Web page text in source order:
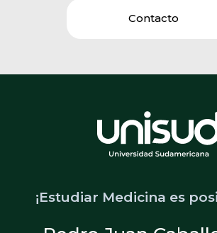
Contacto
¡Estudiar Medicina es